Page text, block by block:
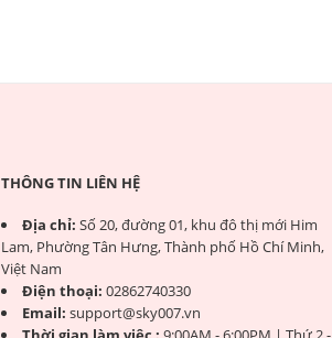
THÔNG TIN LIÊN HỆ
Địa chỉ: Số 20, đường 01, khu đô thị mới Him
Lam, Phường Tân Hưng, Thành phố Hồ Chí Minh,
Việt Nam
Điện thoại: 02862740330
Email: support@sky007.vn